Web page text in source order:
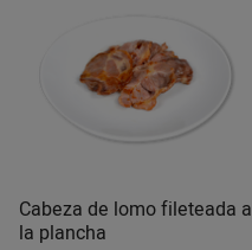
Cabeza de lomo fileteada a
la plancha